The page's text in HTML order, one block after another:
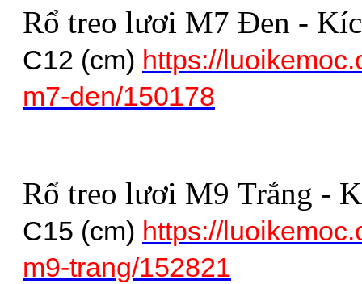
Rổ treo lươi M7 Đen -
C12 (cm) https://
m7-den/150178
Rổ treo lươi M9 Trắng -
C15 (cm) https://
m9-trang/152821